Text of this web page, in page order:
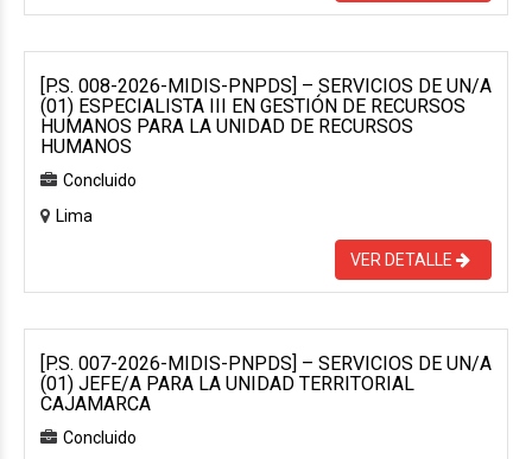
[P.S. 008-2026-MIDIS-PNPDS] – SERVICIOS DE UN/A
(01) ESPECIALISTA III EN GESTIÓN DE RECURSOS
HUMANOS PARA LA UNIDAD DE RECURSOS
HUMANOS
Concluido
Lima
VER DETALLE
[P.S. 007-2026-MIDIS-PNPDS] – SERVICIOS DE UN/A
(01) JEFE/A PARA LA UNIDAD TERRITORIAL
CAJAMARCA
Concluido